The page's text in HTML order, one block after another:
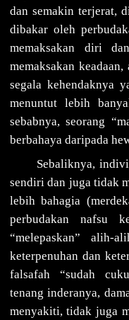
dan semakin terjerat,
dibakar oleh
memaksakan diri
memaksakan
segala kehendaknya
menuntut lebih
sebabnya, seorang
berbahaya daripada
Sebaliknya,
sendiri dan juga tidak
lebih bahagia
perbudakan nafsu
“melepaskan” alih-
keterpenuhan dan
falsafah “sudah
tenang inderanya,
menyakiti, tidak juga